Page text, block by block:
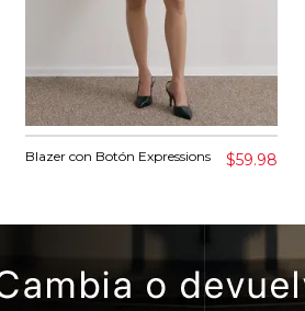
Blazer con Botón Expressions $59.98